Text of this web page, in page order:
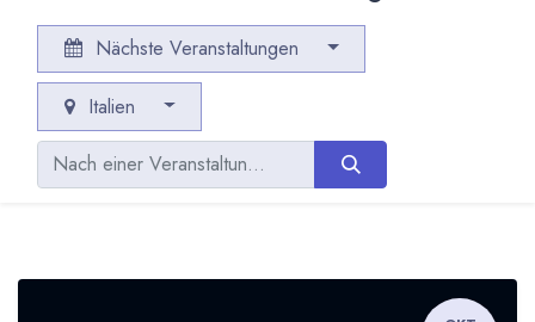
Nächste Veranstaltungen
Italien